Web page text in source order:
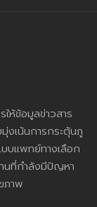
ข้อมูลข่าวสาร
งเน้นการกระตุ้นภู
บแพทย์ทางเลือก
นที่กำลังมีปัญหา
ภาพ